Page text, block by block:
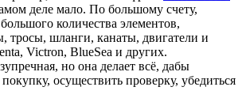
деле мало. По большому счету,
количества элементов,
шланги, канаты, двигатели и
Victron, BlueSea и других.
но она делает всё, дабы
осуществить проверку, убедиться